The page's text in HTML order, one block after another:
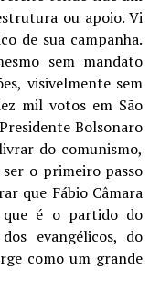
ou apoio. Vi
de sua campanha.
sem mandato
visivelmente sem
mil votos em São
Bolsonaro
do comunismo,
o primeiro passo
que Fábio Câmara
que é o partido do
evangélicos, do
como um grande